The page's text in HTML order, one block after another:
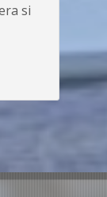
si